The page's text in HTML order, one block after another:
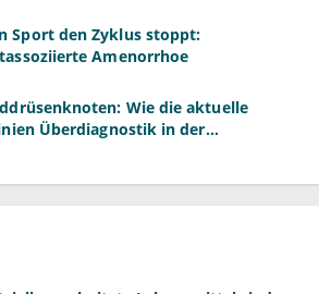
Sport den Zyklus stoppt:
Amenorrhoe
Wie die aktuelle
Überdiagnostik in der